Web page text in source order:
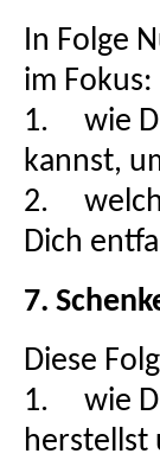
In Folge
im Fokus:
1.
wie
kannst,
2.
Dich
7.
Diese
1.
wie
herstellst